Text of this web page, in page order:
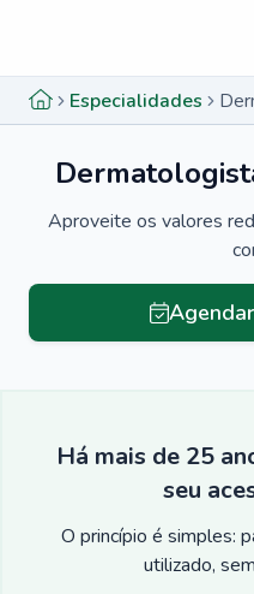
Especialidades
Aproveite os valores
Há mais de 25
seu
O princípio é simples:
utilizado,